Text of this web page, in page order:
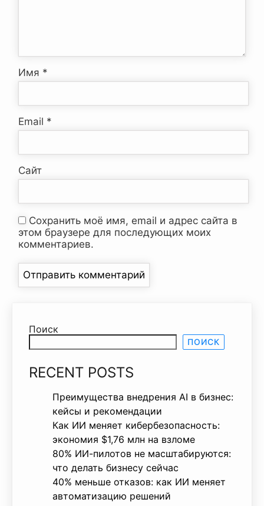
Имя *
Email *
Сайт
Сохранить моё имя, email и адрес сайта в
этом браузере для последующих моих
комментариев.
Поиск
ПОИСК
RECENT POSTS
Преимущества внедрения AI в бизнес:
кейсы и рекомендации
Как ИИ меняет кибербезопасность:
экономия $1,76 млн на взломе
80% ИИ-пилотов не масштабируются:
что делать бизнесу сейчас
40% меньше отказов: как ИИ меняет
автоматизацию решений